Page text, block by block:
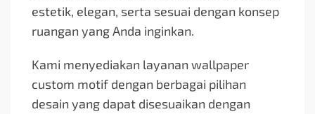
estetik, elegan, serta sesuai dengan konsep
ruangan yang Anda inginkan.
Kami menyediakan layanan wallpaper
custom motif dengan berbagai pilihan
desain yang dapat disesuaikan dengan